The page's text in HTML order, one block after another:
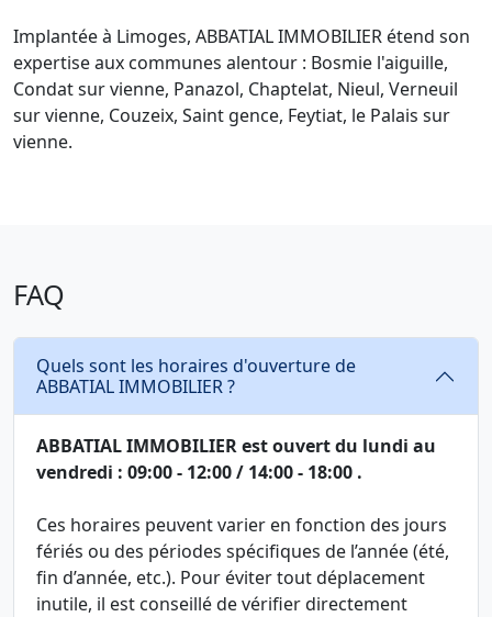
Implantée à Limoges, ABBATIAL IMMOBILIER étend son
expertise aux communes alentour : Bosmie l'aiguille,
Condat sur vienne, Panazol, Chaptelat, Nieul, Verneuil
sur vienne, Couzeix, Saint gence, Feytiat, le Palais sur
vienne.
FAQ
Quels sont les horaires d'ouverture de
ABBATIAL IMMOBILIER ?
ABBATIAL IMMOBILIER est ouvert du lundi au
vendredi : 09:00 - 12:00 / 14:00 - 18:00 .
Ces horaires peuvent varier en fonction des jours
fériés ou des périodes spécifiques de l’année (été,
fin d’année, etc.). Pour éviter tout déplacement
inutile, il est conseillé de vérifier directement